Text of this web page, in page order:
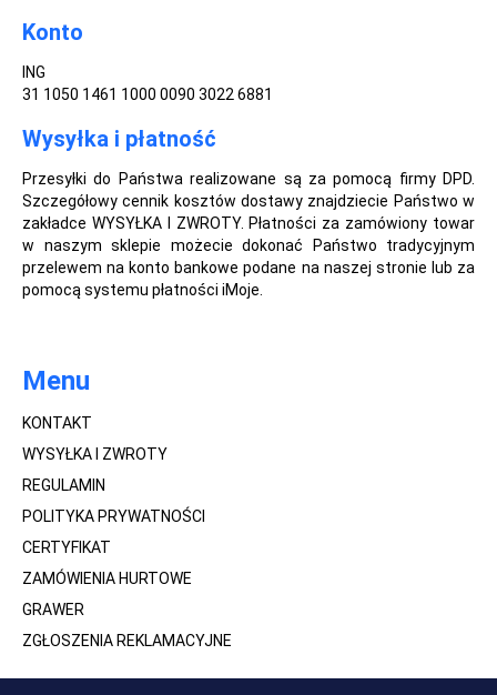
Konto
ING
31 1050 1461 1000 0090 3022 6881
Wysyłka i płatność
Przesyłki do Państwa realizowane są za pomocą firmy DPD.
Szczegółowy cennik kosztów dostawy znajdziecie Państwo w
zakładce WYSYŁKA I ZWROTY. Płatności za zamówiony towar
w naszym sklepie możecie dokonać Państwo tradycyjnym
przelewem na konto bankowe podane na naszej stronie lub za
pomocą systemu płatności iMoje.
Menu
KONTAKT
WYSYŁKA I ZWROTY
REGULAMIN
POLITYKA PRYWATNOŚCI
CERTYFIKAT
ZAMÓWIENIA HURTOWE
GRAWER
ZGŁOSZENIA REKLAMACYJNE